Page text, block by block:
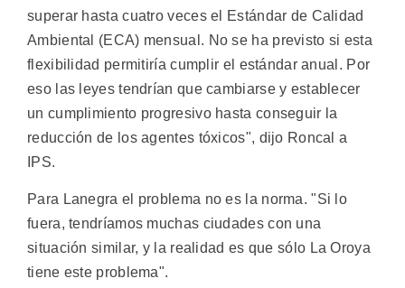
superar hasta cuatro veces el Estándar de Calidad
Ambiental (ECA) mensual. No se ha previsto si esta
flexibilidad permitiría cumplir el estándar anual. Por
eso las leyes tendrían que cambiarse y establecer
un cumplimiento progresivo hasta conseguir la
reducción de los agentes tóxicos", dijo Roncal a
IPS.
Para Lanegra el problema no es la norma. "Si lo
fuera, tendríamos muchas ciudades con una
situación similar, y la realidad es que sólo La Oroya
tiene este problema".